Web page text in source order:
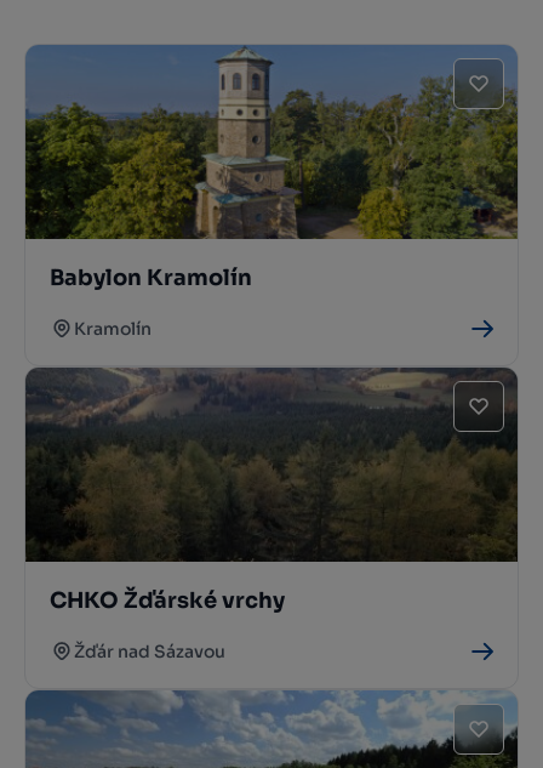
Babylon Kramolín
Kramolín
CHKO Žďárské vrchy
Žďár nad Sázavou